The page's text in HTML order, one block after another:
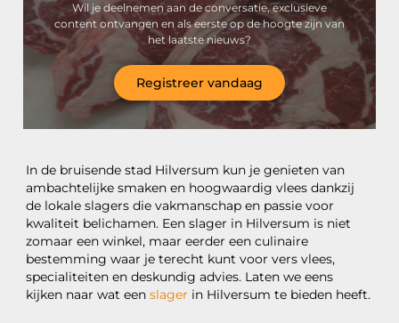
In de bruisende stad Hilversum kun je genieten van
ambachtelijke smaken en hoogwaardig vlees dankzij
de lokale slagers die vakmanschap en passie voor
kwaliteit belichamen. Een slager in Hilversum is niet
zomaar een winkel, maar eerder een culinaire
bestemming waar je terecht kunt voor vers vlees,
specialiteiten en deskundig advies. Laten we eens
kijken naar wat eenslager in Hilversum te bieden heeft.
Wil je deelnemen aan de conversatie, exclusieve
content ontvangen en als eerste op de hoogte zijn van
het laatste nieuws?
Registreer vandaag